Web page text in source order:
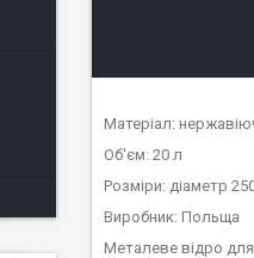
Матеріал:
Об'єм: 20 л
Розміри: діаметр
Виробник: Польща
Металеве відро